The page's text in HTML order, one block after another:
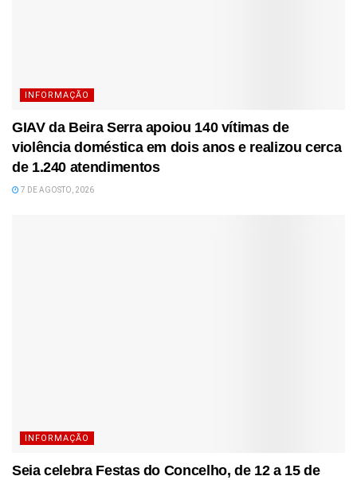
INFORMAÇÃO
GIAV da Beira Serra apoiou 140 vítimas de
violência doméstica em dois anos e realizou cerca
de 1.240 atendimentos
7 DE AGOSTO, 2026
INFORMAÇÃO
Seia celebra Festas do Concelho, de 12 a 15 de